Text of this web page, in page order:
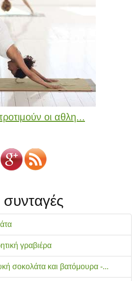
οι αθλη...
γραβιέρα
σοκολάτα και βατόμουρα -...